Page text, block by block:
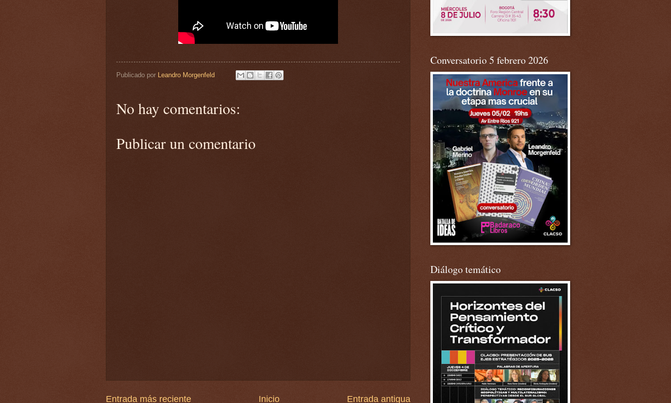
Publicado por Leandro Morgenfeld
No hay comentarios:
Publicar un comentario
Entrada más reciente Entrada antigua
Inicio
Conversatorio 5 febrero 2026
Diálogo temático